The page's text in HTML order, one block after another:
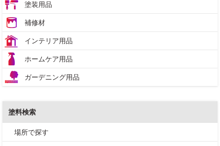
塗装用品
補修材
インテリア用品
ホームケア用品
ガーデニング用品
塗料検索
場所で探す